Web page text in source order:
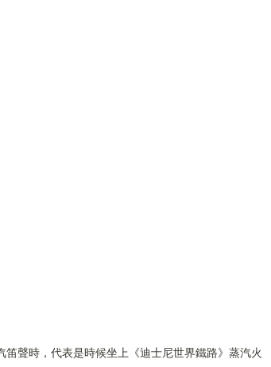
聲時，代表是時候坐上《迪士尼世界鐵路》蒸汽火